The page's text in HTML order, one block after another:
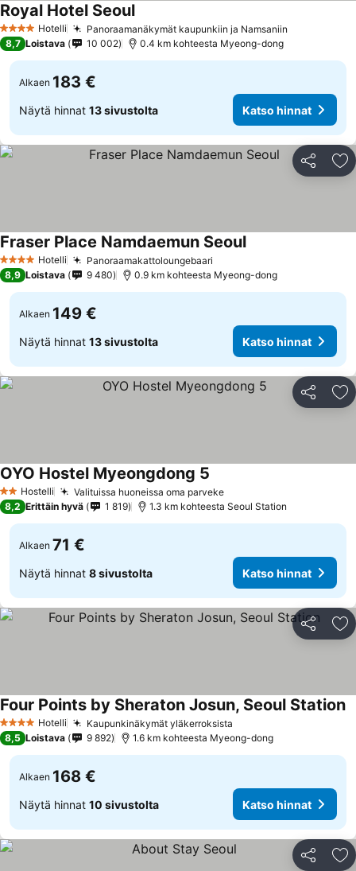
4 Tähtiluokitus
Hotelli Panoraamanäkymät kaupunkiin ja Namsaniin
Royal Hotel Seoul
8,7 Loistava 10 002 0.4 km kohteesta Myeong-dong
Alkaen 183 €
Näytä hinnat 13 sivustolta Katso hinnat
Jaa
4 Tähtiluokitus
Hotelli Panoraamakattoloungebaari
Fraser Place Namdaemun Seoul
8,9 Loistava 9 480 0.9 km kohteesta Myeong-dong
Alkaen 149 €
Näytä hinnat 13 sivustolta Katso hinnat
Jaa
2 Tähtiluokitus
Hostelli Valituissa huoneissa oma parveke
OYO Hostel Myeongdong 5
8,2 Erittäin hyvä 1 819 1.3 km kohteesta Seoul Station
Alkaen 71 €
Näytä hinnat 8 sivustolta Katso hinnat
Jaa
4 Tähtiluokitus
Hotelli Kaupunkinäkymät yläkerroksista
Four Points by Sheraton Josun, Seoul Station
8,5 Loistava 9 892 1.6 km kohteesta Myeong-dong
Alkaen 168 €
Näytä hinnat 10 sivustolta Katso hinnat
Jaa